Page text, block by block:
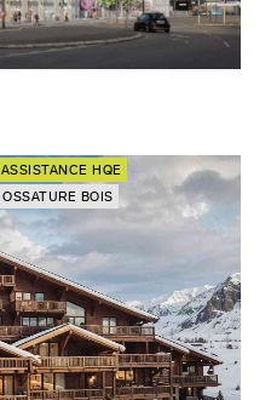
ASSISTANCE HQE
OSSATURE BOIS